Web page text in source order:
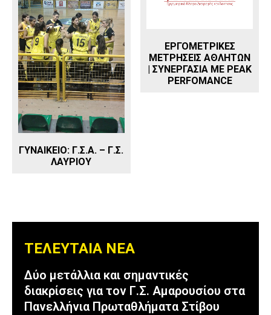
ΓΥΝΑΙΚΕΙΟ: Γ.Σ.Α. – Γ.Σ.
ΛΑΥΡΙΟΥ
ΕΡΓΟΜΕΤΡΙΚΕΣ
ΜΕΤΡΗΣΕΙΣ ΑΘΛΗΤΩΝ
| ΣΥΝΕΡΓΑΣΙΑ ΜΕ PEAK
PERFOMANCE
ΤΕΛΕΥΤΑΙΑ ΝΕΑ
Δύο μετάλλια και σημαντικές
διακρίσεις για τον Γ.Σ. Αμαρουσίου στα
Πανελλήνια Πρωταθλήματα Στίβου